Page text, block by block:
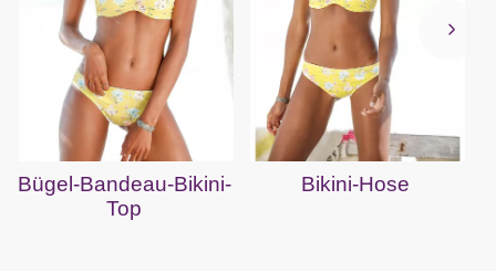
Bügel-Bandeau-Bikini-
Top
Bikini-Hose